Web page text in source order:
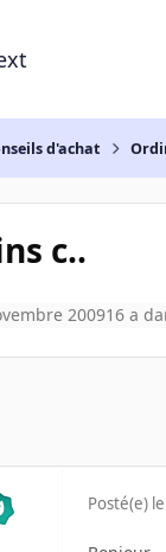
d'achat
c..
200916 a
Posté(e)